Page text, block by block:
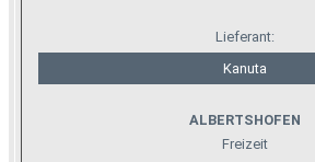
Lieferant:
Kanuta
ALBERTSHOFEN
Freizeit